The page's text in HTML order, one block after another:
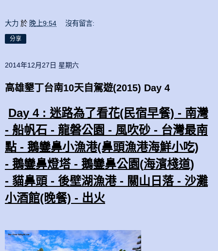
大力 於 晚上9:54 沒有留言:
分享
2014年12月27日 星期六
高雄墾丁台南10天自駕遊(2015) Day 4
Day 4 : 迷路為了看花(民宿早餐) - 南灣
- 船帆石 - 龍磐公園 - 風吹砂 - 台灣最南
點 - 鵝鑾鼻小漁港(鼻頭漁港海鮮小吃)
- 鵝鑾鼻燈塔 - 鵝鑾鼻公園(海濱棧道)
- 貓鼻頭 - 後壁湖漁港 - 關山日落 - 沙灘
小酒館(晚餐) - 出火